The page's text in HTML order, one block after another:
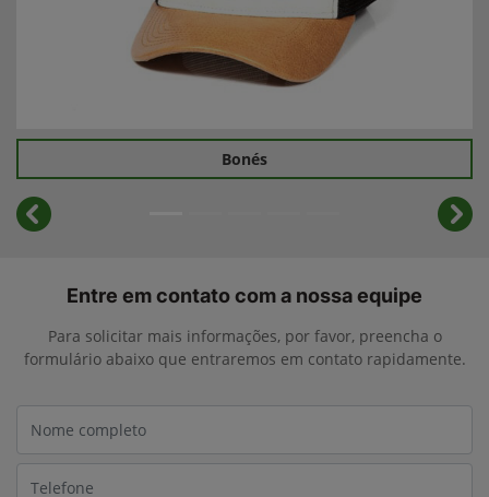
Bonés
templates.template-
Entre em contato com a nossa equipe
Para solicitar mais informações, por favor, preencha o
formulário abaixo que entraremos em contato rapidamente.